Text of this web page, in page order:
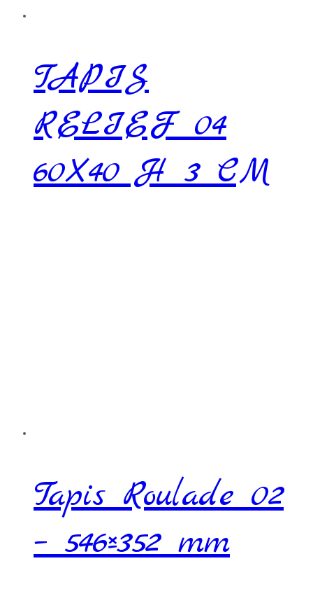
TAPIS
RELIEF 04
60X40 H 3 CM
Tapis Roulade 02
– 546×352 mm